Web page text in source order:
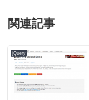
関連記事
jQuery